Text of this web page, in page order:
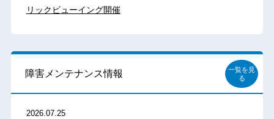
リックビューイング開催
障害メンテナンス情報
一覧を見
る
2026.07.25